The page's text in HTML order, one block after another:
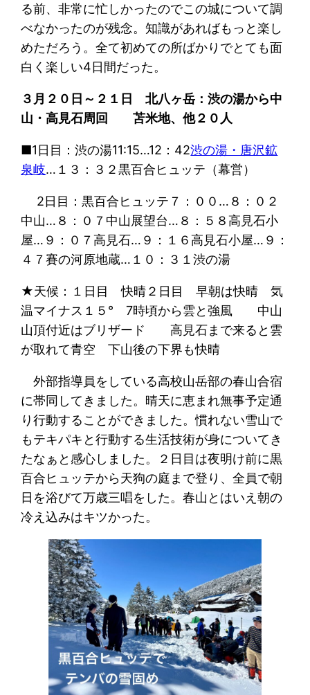
る前、非常に忙しかったのでこの城について調
べなかったのが残念。知識があればもっと楽し
めただろう。全て初めての所ばかりでとても面
白く楽しい4日間だった。
３月２０日～２１日 北八ヶ岳：渋の湯から中
山・高見石周回 苫米地、他２０人
■1日目：渋の湯11:15…12：42渋の湯・唐沢鉱
泉岐…１３：３２黒百合ヒュッテ（幕営）
2日目：黒百合ヒュッテ７：００…８：０２
中山…８：０７中山展望台…８：５８高見石小
屋…９：０７高見石…９：１６高見石小屋…９：
４７賽の河原地蔵…１０：３１渋の湯
★天候：１日目 快晴２日目 早朝は快晴 気
温マイナス１５° 7時頃から雲と強風 中山
山頂付近はブリザード 高見石まで来ると雲
が取れて青空 下山後の下界も快晴
外部指導員をしている高校山岳部の春山合宿
に帯同してきました。晴天に恵まれ無事予定通
り行動することができました。慣れない雪山で
もテキパキと行動する生活技術が身についてき
たなぁと感心しました。２日目は夜明け前に黒
百合ヒュッテから天狗の庭まで登り、全員で朝
日を浴びて万歳三唱をした。春山とはいえ朝の
冷え込みはキツかった。